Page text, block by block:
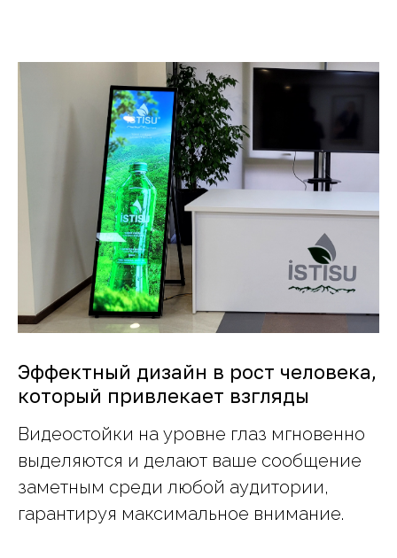
Эффектный дизайн в рост человека,
который привлекает взгляды
Видеостойки на уровне глаз мгновенно
выделяются и делают ваше сообщение
заметным среди любой аудитории,
гарантируя максимальное внимание.